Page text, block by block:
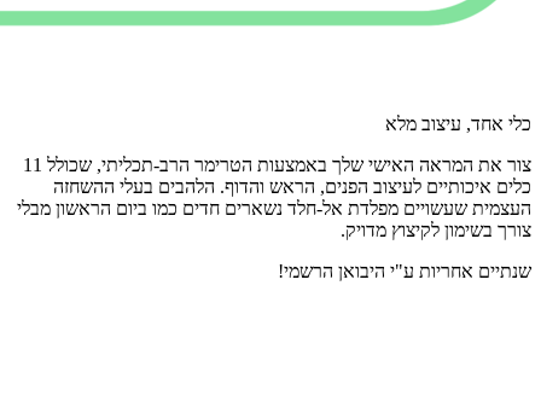
כלי אחד, עיצוב מלא
צור את המראה האישי שלך באמצעות הטרימר הרב-תכליתי, שכולל 11
כלים איכותיים לעיצוב הפנים, הראש והדוף. הלהבים בעלי ההשחזה
העצמית שעשויים מפלדת אל-חלד נשארים חדים כמו ביום הראשון מבלי
צורך בשימון לקיצוץ מדויק.
שנתיים אחריות ע"י היבואן הרשמי!